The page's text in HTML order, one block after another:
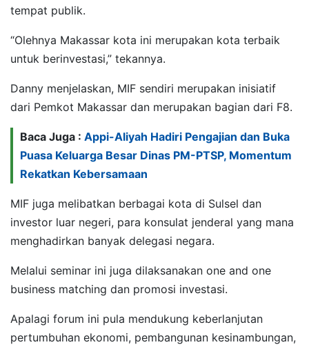
tempat publik.
“Olehnya Makassar kota ini merupakan kota terbaik
untuk berinvestasi,” tekannya.
Danny menjelaskan, MIF sendiri merupakan inisiatif
dari Pemkot Makassar dan merupakan bagian dari F8.
Baca Juga : Appi-Aliyah Hadiri Pengajian dan Buka
Puasa Keluarga Besar Dinas PM-PTSP, Momentum
Rekatkan Kebersamaan
MIF juga melibatkan berbagai kota di Sulsel dan
investor luar negeri, para konsulat jenderal yang mana
menghadirkan banyak delegasi negara.
Melalui seminar ini juga dilaksanakan one and one
business matching dan promosi investasi.
Apalagi forum ini pula mendukung keberlanjutan
pertumbuhan ekonomi, pembangunan kesinambungan,